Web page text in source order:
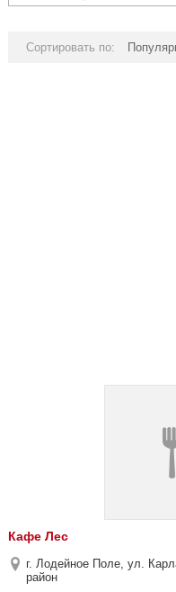
Сортировать по:
Кафе Лес
г. Лодейное Поле, ул.
район